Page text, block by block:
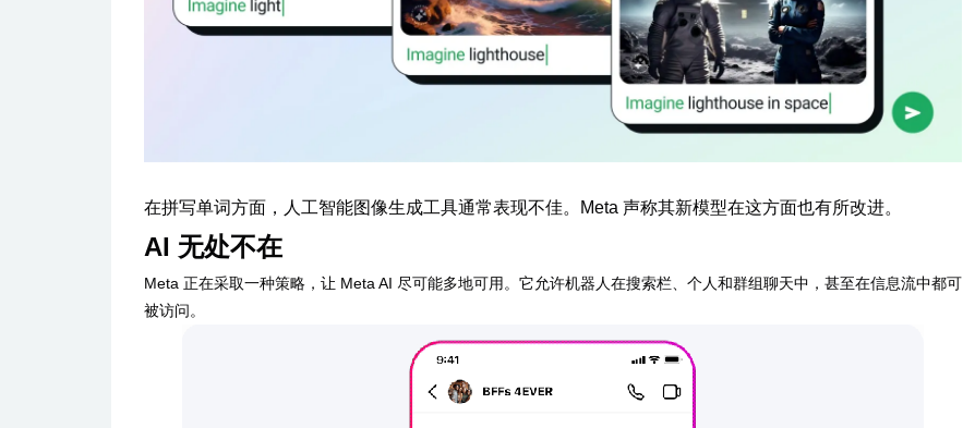
在拼写单词方面，人工智能图像生成工具通常表现不佳。Meta 声称其新模型在这方面也有所改进。
AI 无处不在
Meta 正在采取一种策略，让 Meta AI 尽可能多地可用。它允许机器人在搜索栏、个人和群组聊天中，甚至在信息流中都可
被访问。